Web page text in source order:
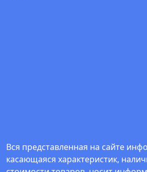
Вся представленная на сайте
касающаяся характеристик,